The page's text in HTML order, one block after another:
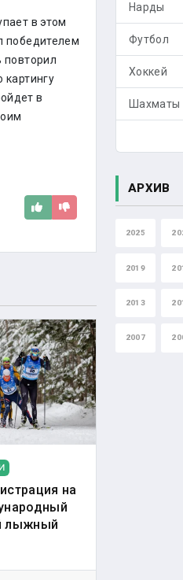
в этом
победителем
повторил
картингу
в
на
лыжный
Нарды
Футбол
Хоккей
Шахматы
АРХИВ
2025
2019
2013
2007